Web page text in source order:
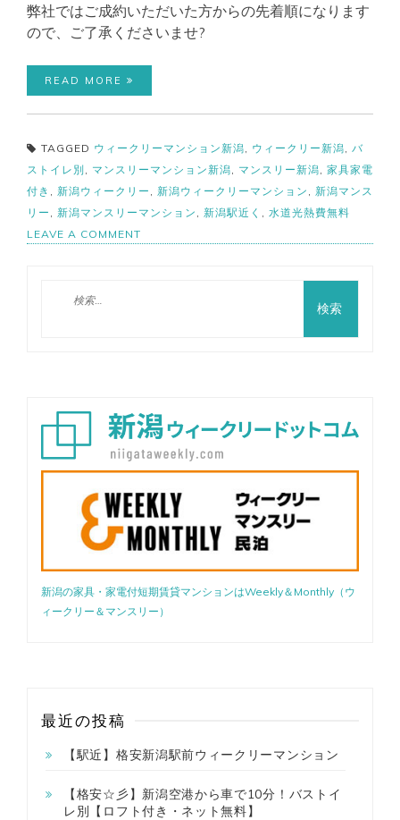
弊社ではご成約いただいた方からの先着順になります
ので、ご了承くださいませ?‍
READ MORE
TAGGED ウィークリーマンション新潟 ウィークリー新潟 バ
ストイレ別
マンスリーマンション新潟 マンスリー新潟 家具家電
付き
新潟ウィークリー 新潟ウィークリーマンション
新潟マンス
リー
新潟マンスリーマンション 新潟駅近く
水道光熱費無料
LEAVE A COMMENT
新
【バ
ス・
ト
イ
別】
新潟の家具・家電付短期賃貸マンションはWeekly＆Monthly（ウ
ィークリー＆マンスリー）
最近の投稿
【駅近】格安新潟駅前ウィークリーマンション
【格安☆彡】新潟空港から車で10分！バストイ
レ別【ロフト付き・ネット無料】